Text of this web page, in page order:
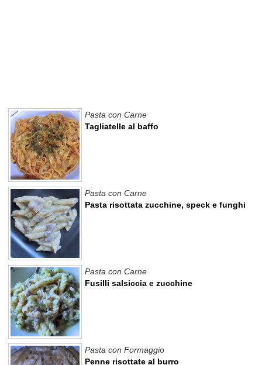
Tagliatelle al baffo
Pasta con Carne
Pasta risottata zucchine, speck e funghi
Pasta con Carne
Fusilli salsiccia e zucchine
Pasta con Carne
Penne risottate al burro
Pasta con Formaggio